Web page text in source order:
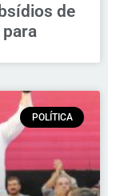
de
POLÍTICA